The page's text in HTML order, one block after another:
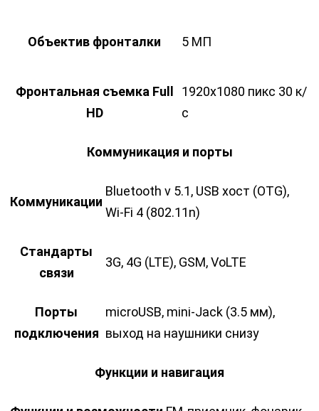
Объектив фронталки 5 МП
Фронтальная съемка Full
HD
1920х1080 пикс 30 к/
с
Коммуникация и порты
Коммуникации
Bluetooth v 5.1, USB хост (OTG),
Wi-Fi 4 (802.11n)
Стандарты
связи
3G, 4G (LTE), GSM, VoLTE
Порты
подключения
microUSB, mini-Jack (3.5 мм),
выход на наушники снизу
Функции и навигация